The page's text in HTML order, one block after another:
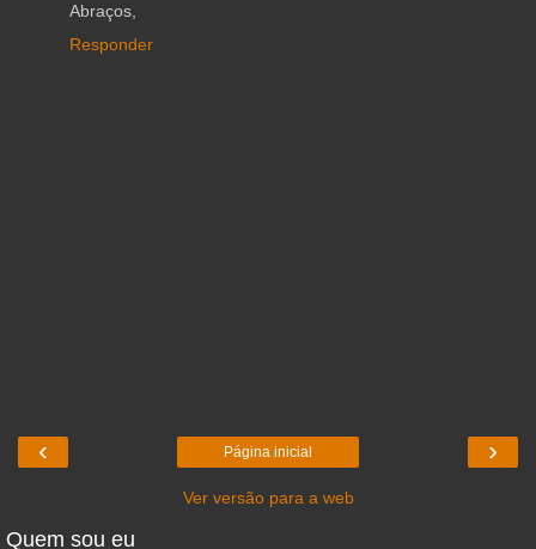
Abraços,
Responder
‹ ›
Página inicial
Ver versão para a web
Quem sou eu